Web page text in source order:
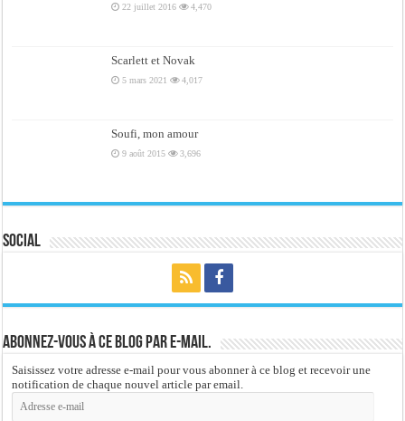
22 juillet 2016 4,470
Scarlett et Novak
5 mars 2021 4,017
Soufi, mon amour
9 août 2015 3,696
Social
Abonnez-vous à ce blog par e-mail.
Saisissez votre adresse e-mail pour vous abonner à ce blog et recevoir une
notification de chaque nouvel article par email.
Adresse
e-